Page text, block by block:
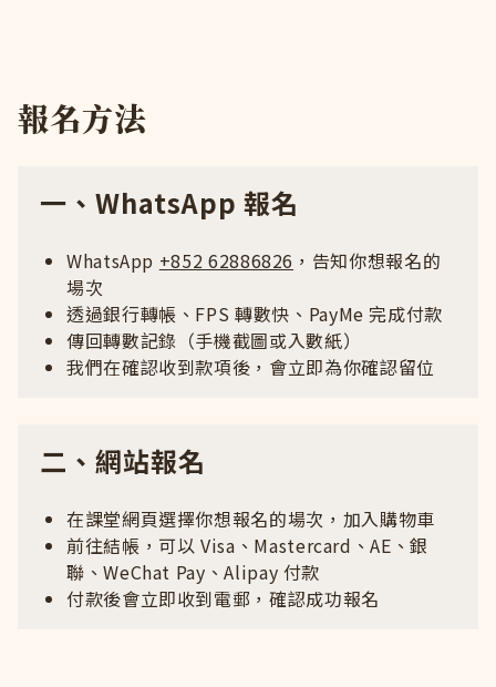
報名方法
一、WhatsApp 報名
WhatsApp +852 62886826 ，告知你想報名的
場次
透過銀行轉帳、FPS 轉數快、PayMe 完成付款
傳回轉數記錄（手機截圖或入數紙）
我們在確認收到款項後，會立即為你確認留位
二、網站報名
在課堂網頁選擇你想報名的場次，加入購物車
前往結帳，可以 Visa、Mastercard、AE、銀
聯、WeChat Pay、Alipay 付款
付款後會立即收到電郵，確認成功報名